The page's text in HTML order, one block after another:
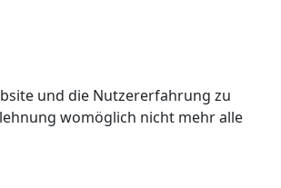
und die Nutzererfahrung zu
womöglich nicht mehr alle